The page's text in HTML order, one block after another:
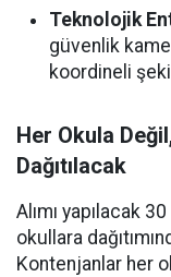
Teknolojik
güvenlik
koordineli
Her Okula
Dağıtılacak
Alımı yapılacak
okullara
Kontenjanlar her